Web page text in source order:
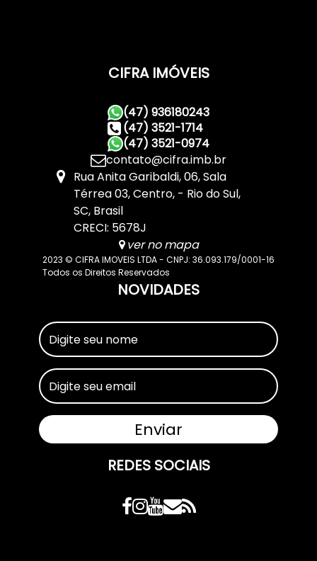
CIFRA IMÓVEIS
(47) 936180243
(47) 3521-1714
(47) 3521-0974
contato@cifra.imb.br
Rua Anita Garibaldi,06,Sala
Térrea 03,Centro, Rio do Sul,
SC, Brasil
CRECI: 5678J
ver no mapa
2023 © CIFRA IMOVEIS LTDA - CNPJ: 36.093.179/0001-16
Todos os Direitos Reservados
NOVIDADES
REDES SOCIAIS